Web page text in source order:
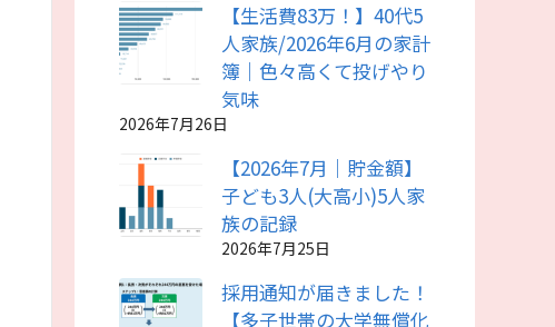
【生活費83万！】40代5
人家族/2026年6月の家計
簿｜色々高くて投げやり
気味
2026年7月26日
【2026年7月｜貯金額】
子ども3人(大高小)5人家
族の記録
2026年7月25日
採用通知が届きました！
【多子世帯の大学無償化